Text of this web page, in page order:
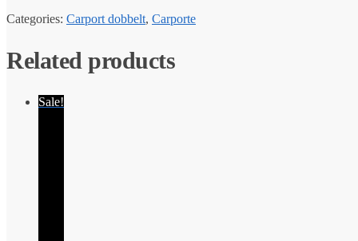
Categories: Carport dobbelt, Carporte
Related products
Sale!